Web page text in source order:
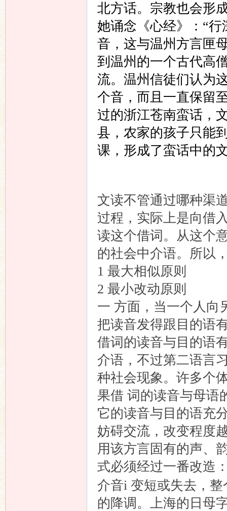
北方话。宗教也会形
她诵念《心经》：“行
音，这与温州方言匣
到温州的一个古代高
流。温州信徒们认为
个音，而且一直保留
过的浙江苍南蛮话，
县，农家的孩子只能
课，形成了蛮话中的
文读不管通过哪种渠
过程，实际上是向借
读这个借词。从这个
的社会中介语。所以
1 最大相似原则
2 最小改动原则
一 方面，当一个人向
把读音发得跟目的语
借词的读音与目的语
介语，不过第二语言
种社会现象。许多个
果借 词的读音与母语
它的读音与目的语充
妨碍交流，改变程度
用该方言固有的声、
式必须经过一番改造
介音i 变短或失去，
的降调。上海的日母